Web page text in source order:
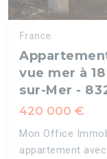
France
vue mer à
sur-Mer -
420 000 €
Mon Office
appartement